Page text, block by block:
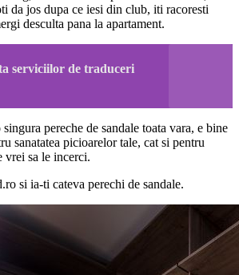
da jos dupa ce iesi din club, iti racoresti
desculta pana la apartament.
serviciilor de traduceri
pereche de sandale toata vara, e bine
sanatatea picioarelor tale, cat si pentru
vrei sa le incerci.
si ia-ti cateva perechi de sandale.